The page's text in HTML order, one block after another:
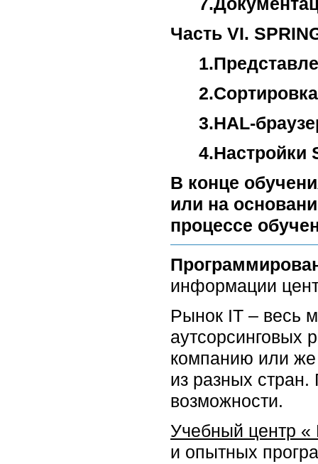
Часть VI.
3.HAL-
4.Настройки
В конце
или на
процессе
информации
Рынок IT – весь
аутсорсинговых
компанию или же
из разных
возможности.
Учебный центр
и опытных